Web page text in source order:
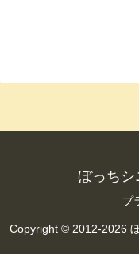
ぼっちシ
プ
Copyright © 2012-2026